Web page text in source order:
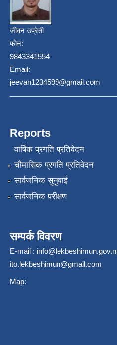
जीवन उप्रेती
फोन:
9843341554
Email:
jeevan1234599@gmail.com
Reports
वार्षिक प्रगति प्रतिवेदन
चौमासिक प्रगति प्रतिवेदन
सार्वजनिक सुनुवाई
सार्वजनिक परीक्षण
सम्पर्क विवरण
E-mail :
ito.lekbeshimun@gmail.com
Map: